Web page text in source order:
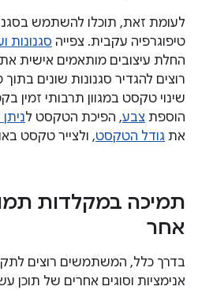
לעומת זאת, תוכלו להשתמש
טיפוגרפיה עקבית. צפייה סגנונות
החלת עיצובים מותאמים אישית
רוצים להגדיר סגנונות שונים
שינוי טקסט במגוון תרבותי זמין
הוספת צבע, הפיכת הטקסט ל
את גודל הטקסט, ולצייר טקסט
תמיכה במקלדות
אחר
בדרך כלל, המשתמשים רוצים
אנימציות וסוגים אחרים של תוכן